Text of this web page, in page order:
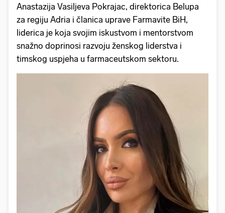
Anastazija Vasiljeva Pokrajac, direktorica Belupa
za regiju Adria i članica uprave Farmavite BiH,
liderica je koja svojim iskustvom i mentorstvom
snažno doprinosi razvoju ženskog liderstva i
timskog uspjeha u farmaceutskom sektoru.